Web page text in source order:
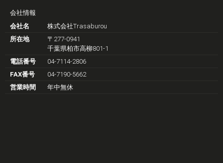
会社情報
会社名
株式会社Trasaburou
所在地
〒277-0941
千葉県柏市高柳801-1
電話番号
04-7114-2806
FAX番号
04-7190-5662
営業時間
年中無休